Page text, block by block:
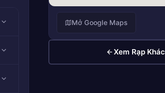
Mở Google Maps
Xem Rạp Khác